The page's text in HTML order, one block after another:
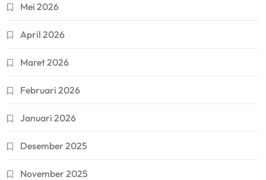
Mei 2026
April 2026
Maret 2026
Februari 2026
Januari 2026
Desember 2025
November 2025